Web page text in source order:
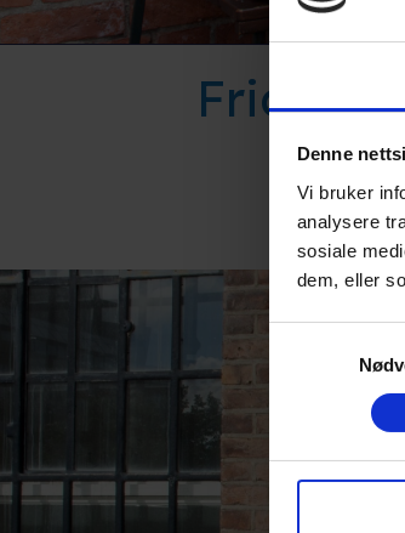
Denne
Vi bruker
analysere
sosiale
dem, eller
Friday
Posted on